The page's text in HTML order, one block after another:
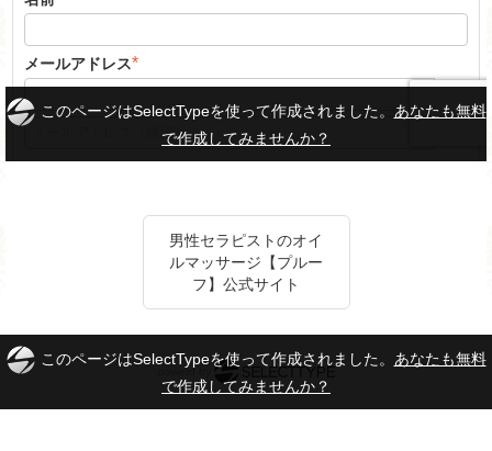
男性セラピストのオイ
ルマッサージ【プルー
フ】公式サイト
powerd by
このページはSelectTypeを使って作成されました。 あなたも無料
で作成してみませんか？